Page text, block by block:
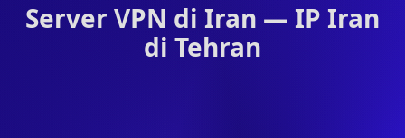
Server VPN di Iran — IP Iran
di Tehran